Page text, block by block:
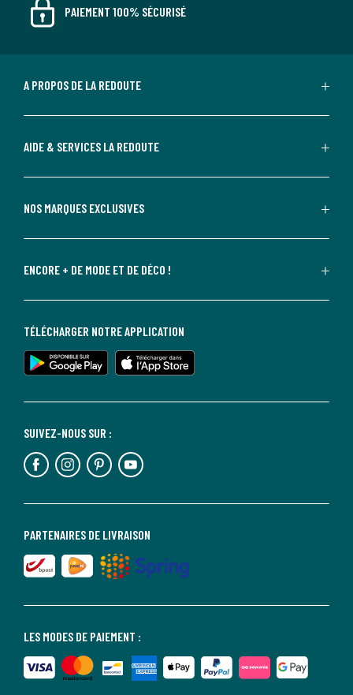
PAIEMENT 100% SÉCURISÉ
A PROPOS DE LA REDOUTE
AIDE & SERVICES LA REDOUTE
NOS MARQUES EXCLUSIVES
ENCORE + DE MODE ET DE DÉCO !
LES MODES DE PAIEMENT :
PARTENAIRES DE LIVRAISON
SUIVEZ-NOUS SUR :
TÉLÉCHARGER NOTRE APPLICATION